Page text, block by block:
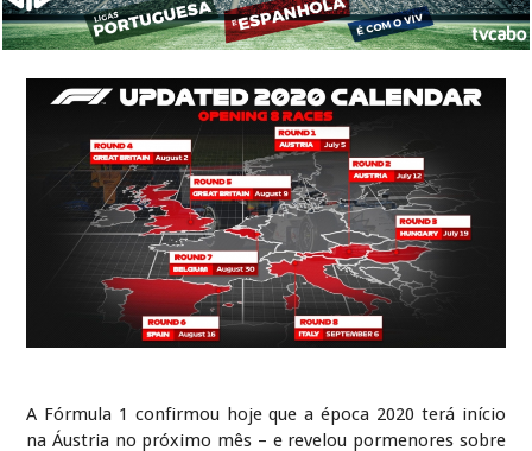
A Fórmula 1 confirmou hoje que a época 2020 terá início
na Áustria no próximo mês – e revelou pormenores sobre